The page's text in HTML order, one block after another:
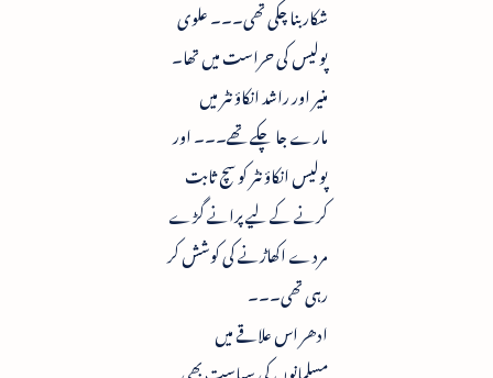
شکار بنا چکی تھی۔۔۔ علوی
پولیس کی حراست میں تھا۔
منیر اور راشد انکاؤنٹر میں
مارے جا چکے تھے۔۔۔ اور
پولیس انکاؤنٹر کو سچ ثابت
کرنے کے لیے پرانے گڑے
مردے اکھاڑنے کی کوشش کر
رہی تھی۔۔۔
ادھر اس علاقے میں